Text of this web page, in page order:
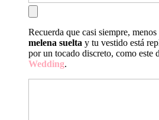
Recuerda que casi siempre,
melena suelta y tu vestido está
por un tocado discreto, como este
Wedding.